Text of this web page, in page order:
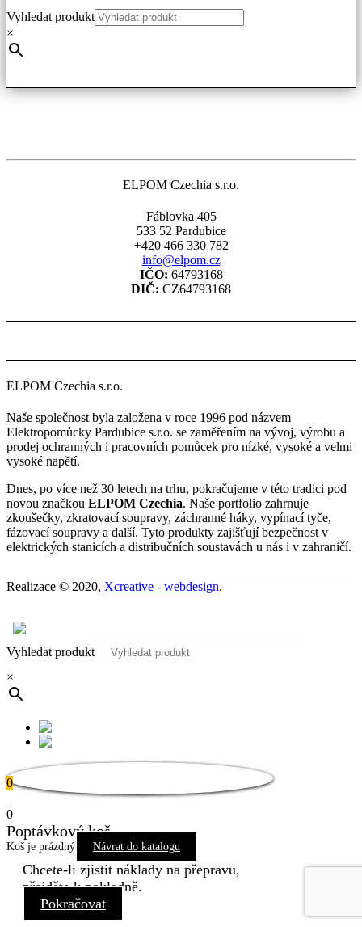
Vyhledat produkt
×
ELPOM Czechia s.r.o.
Fáblovka 405
533 52 Pardubice
+420 466 330 782
info@elpom.cz
IČO: 64793168
DIČ: CZ64793168
ELPOM Czechia s.r.o.
Naše společnost byla založena v roce 1996 pod názvem
Elektropomůcky Pardubice s.r.o. se zaměřením na vývoj, výrobu a
prodej ochranných i pracovních pomůcek pro nízké, vysoké a velmi
vysoké napětí.
Dnes, po více než 30 letech na trhu, pokračujeme v této tradici pod
novou značkou ELPOM Czechia. Naše portfolio zahrnuje
zkoušečky, zkratovací soupravy, záchranné háky, vypínací tyče,
fázovací soupravy a další. Tyto produkty zajišťují bezpečnost v
elektrických stanicích a distribučních soustavách u nás i v zahraničí.
Realizace © 2020, Xcreative - webdesign.
Vyhledat produkt
×
0
0
Poptávkový koš
Koš je prázdný Návrat do katalogu
Chcete-li zjistit náklady na přepravu,
přejděte k pokladně.
Pokračovat